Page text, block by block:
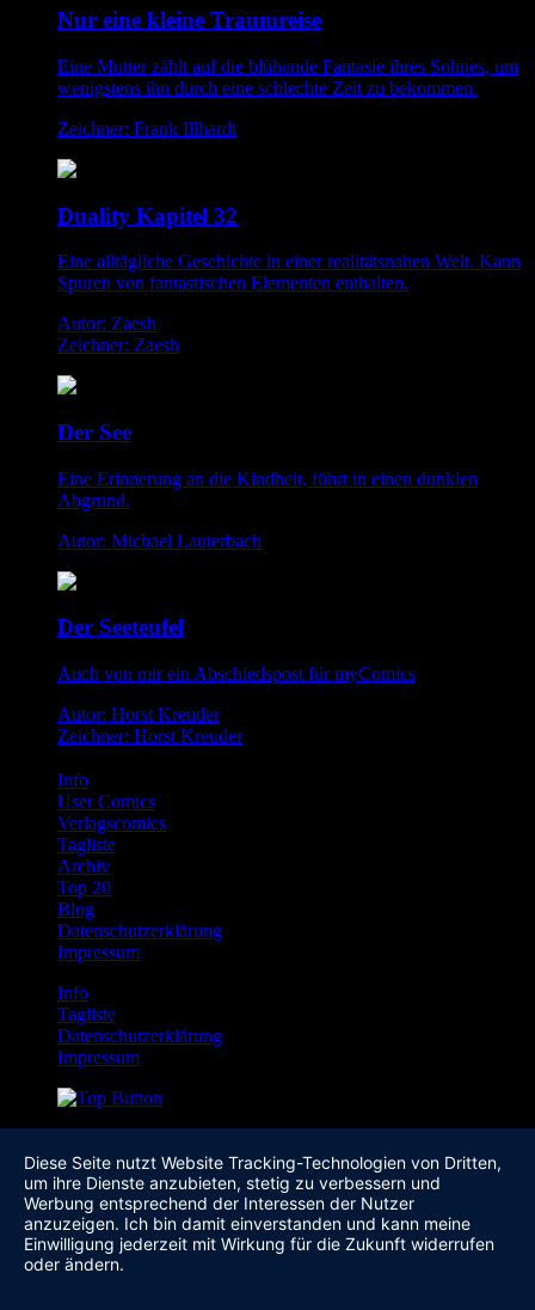
Nur eine kleine Traumreise
Eine Mutter zählt auf die blühende Fantasie ihres Sohnes, um
wenigstens ihn durch eine schlechte Zeit zu bekommen.
Zeichner: Frank Illhardt
Duality Kapitel 32
Eine alltägliche Geschichte in einer realitätsnahen Welt. Kann
Spuren von fantastischen Elementen enthalten.
Autor: Zaesh
Zeichner: Zaesh
Der See
Eine Erinnerung an die Kindheit, führt in einen dunklen
Abgrund.
Autor: Michael Lauterbach
Der Seeteufel
Auch von mir ein Abschiedspost für myComics
Autor: Horst Kreuder
Zeichner: Horst Kreuder
Info
User Comics
Verlagscomics
Tagliste
Archiv
Top 20
Blog
Datenschutzerklärung
Impressum
Info
Tagliste
Datenschutzerklärung
Impressum
Diese Seite nutzt Website Tracking-Technologien von Dritten,
um ihre Dienste anzubieten, stetig zu verbessern und
Werbung entsprechend der Interessen der Nutzer
anzuzeigen. Ich bin damit einverstanden und kann meine
Einwilligung jederzeit mit Wirkung für die Zukunft widerrufen
oder ändern.